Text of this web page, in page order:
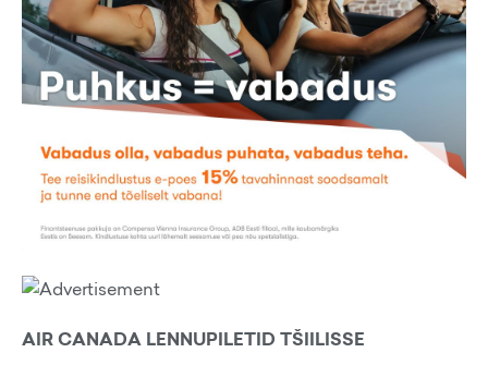
AIR CANADA LENNUPILETID TŠIILISSE